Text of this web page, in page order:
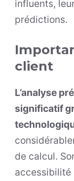
influents,
prédictions.
client
L’analyse
significatif
de calcul.
accessibilité